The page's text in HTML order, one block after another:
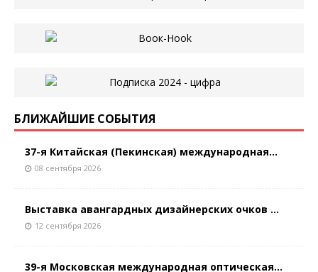
БЛИЖАЙШИЕ СОБЫТИЯ
37-я Китайская (Пекинская) международная...
08 сентября 2026
Выставка авангардных дизайнерских очков ...
12 сентября 2026
39-я Московская международная оптическая...